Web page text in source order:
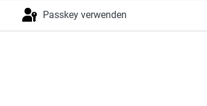
Passkey verwenden